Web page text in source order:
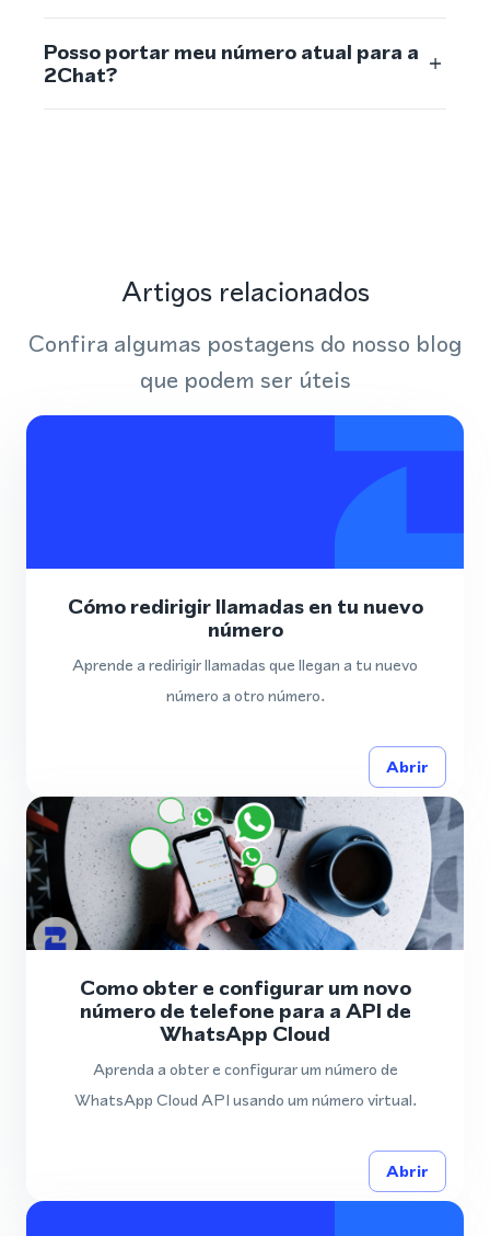
Posso portar meu número atual para a
2Chat?
Artigos relacionados
Confira algumas postagens do nosso blog
que podem ser úteis
Cómo redirigir llamadas en tu nuevo
número
Aprende a redirigir llamadas que llegan a tu nuevo
número a otro número.
Abrir
Como obter e configurar um novo
número de telefone para a API de
WhatsApp Cloud
Aprenda a obter e configurar um número de
WhatsApp Cloud API usando um número virtual.
Abrir